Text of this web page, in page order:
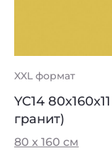
XXL формат
YC14
гранит)
80 х 160 см